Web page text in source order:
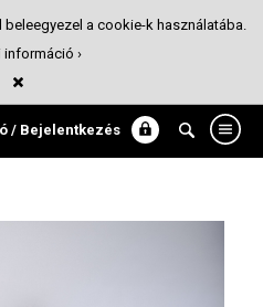
/ Bejelentkezés
poster
a cookie-k használatába.
információ ›